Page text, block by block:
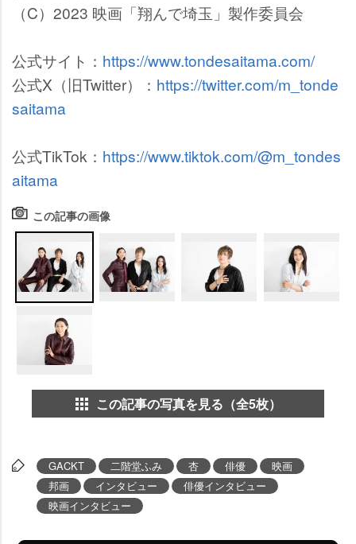
（C）2023 映画「翔んで埼玉」製作委員会
公式サイト： https://www.tondesaitama.com/
公式X（旧Twitter）： https://twitter.com/m_tonde
saitama
公式TikTok： https://www.tiktok.com/@m_tondes
aitama
この記事の画像
この記事の写真を見る（全5枚）
GACKT 二階堂ふみ 杏 俳優
映画
邦画
インタビュー
俳優インタビュー
映画インタビュー